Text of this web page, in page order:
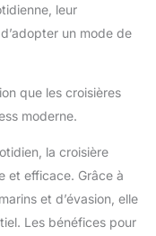
leur
un mode de
que les croisières
moderne.
la croisière
et efficace. Grâce à
et d’évasion, elle
Les bénéfices pour